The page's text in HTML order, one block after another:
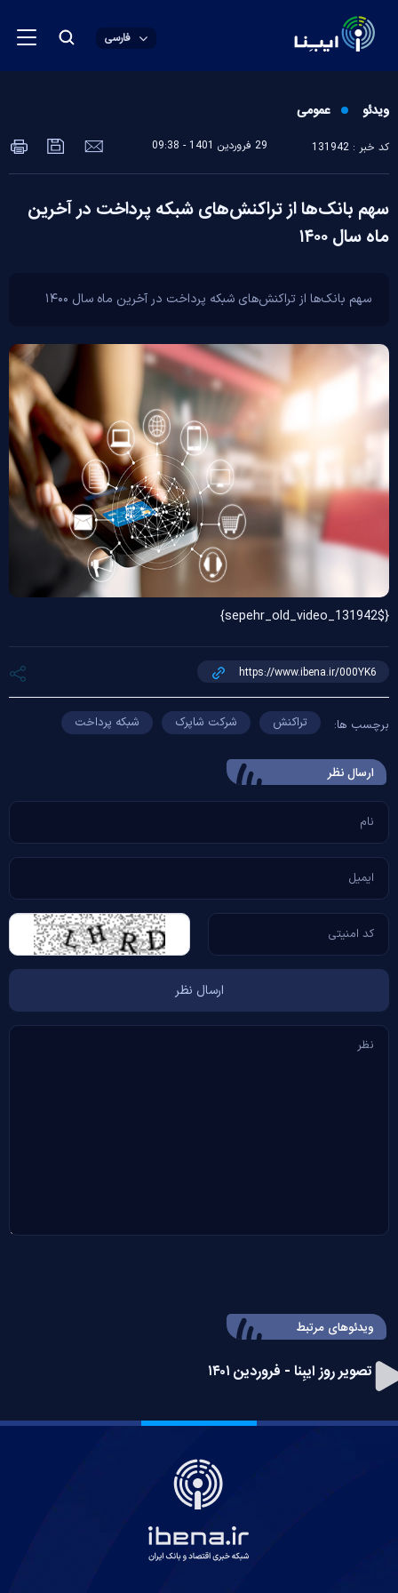
فارسی
ویدئو عمومی
کد خبر : 131942 29 فروردين 1401 - 09:38
سهم بانک‌ها از تراکنش‌های شبکه پرداخت در آخرین
ماه سال ۱۴۰۰
سهم بانک‌ها از تراکنش‌های شبکه پرداخت در آخرین ماه سال ۱۴۰۰
{$sepehr_old_video_131942}
برچسب ها: تراکنش شرکت شاپرک شبکه پرداخت
ارسال‌ نظر
ویدئوهای مرتبط
تصویر روز ایبِنا - فروردین ۱۴۰۱